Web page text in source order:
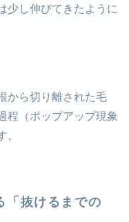
少し伸びてきたように
から切り離された毛
程（ポップアップ現象
。
「抜けるまでの